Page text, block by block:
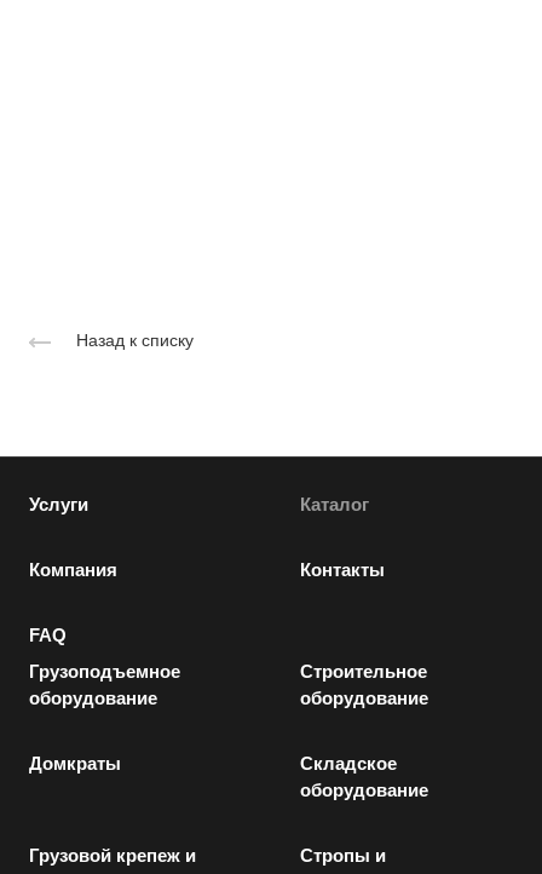
Назад к списку
Услуги Каталог
Компания Контакты
FAQ
Грузоподъемное
оборудование
Строительное
оборудование
Домкраты
Складское
оборудование
Грузовой крепеж и
Стропы и